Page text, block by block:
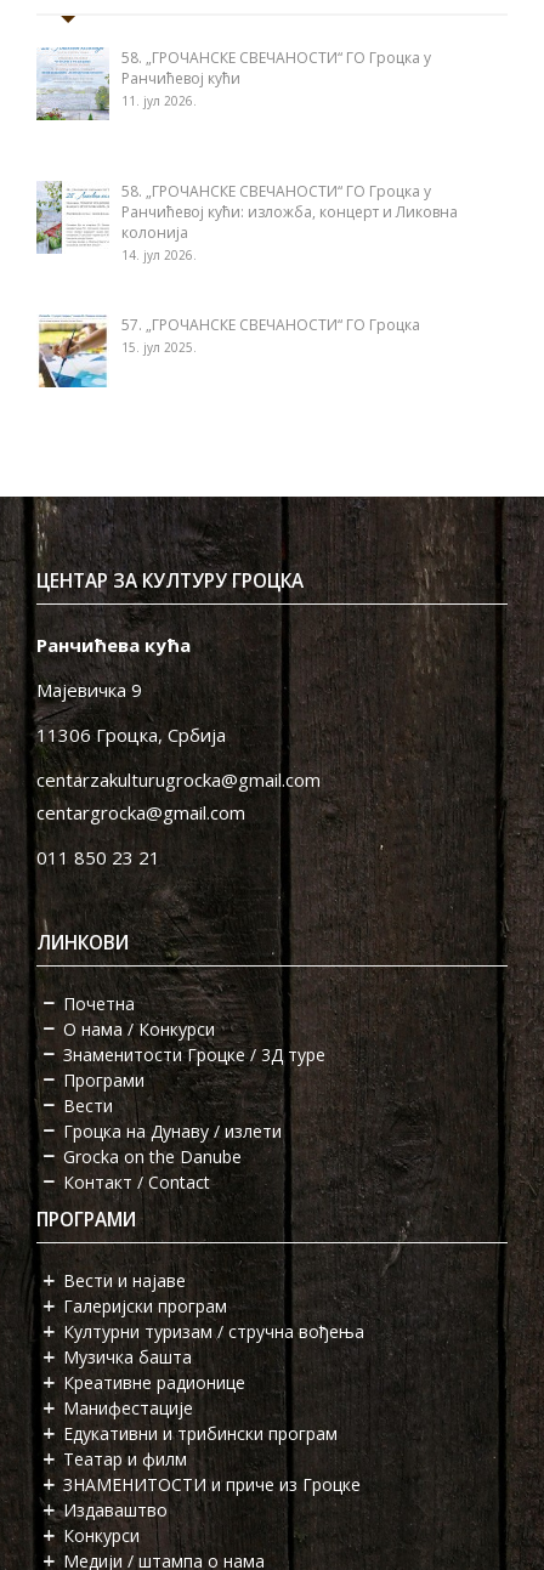
58. „ГРОЧАНСКЕ СВЕЧАНОСТИ“ ГО Гроцка у
Ранчићевој кући
11. јул 2026.
58. „ГРОЧАНСКЕ СВЕЧАНОСТИ“ ГО Гроцка у
Ранчићевој кући: изложба, концерт и Ликовна
колонија
14. јул 2026.
57. „ГРОЧАНСКЕ СВЕЧАНОСТИ“ ГО Гроцка
15. јул 2025.
ЦЕНТАР ЗА КУЛТУРУ ГРОЦКА
Ранчићева кућа
Мајевичка 9
11306 Гроцка, Србија
centarzakulturugrocka@gmail.com
centargrocka@gmail.com
011 850 23 21
ЛИНКОВИ
Почетна
О нама / Конкурси
Знаменитости Гроцке / 3Д туре
Програми
Вести
Гроцка на Дунаву / излети
Grocka on the Danube
Контакт / Contact
ПРОГРАМИ
Вести и најаве
Галеријски програм
Културни туризам / стручна вођења
Музичка башта
Креативне радионице
Манифестације
Едукативни и трибински програм
Театар и филм
ЗНАМЕНИТОСТИ и приче из Гроцке
Издаваштво
Конкурси
Медији / штампа о нама